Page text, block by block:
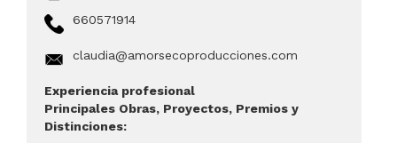
660571914
claudia@amorsecoproducciones.com
Experiencia profesional
Principales Obras, Proyectos, Premios y
Distinciones: